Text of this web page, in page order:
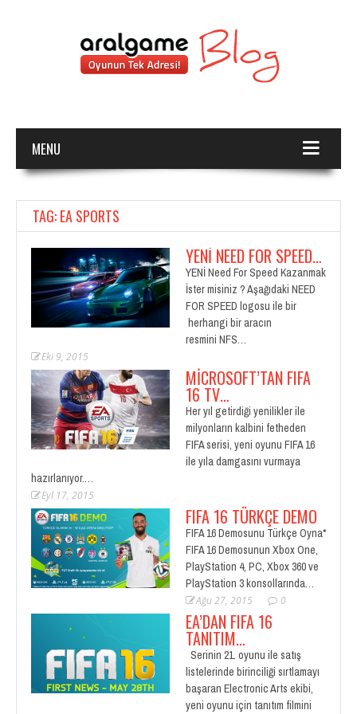
MENU
TAG: EA SPORTS
YENİ NEED FOR SPEED…
YENİ Need For Speed Kazanmak
İster misiniz ? Aşağıdaki NEED
FOR SPEED logosu ile bir
herhangi bir aracın
resmini NFS…
Eki 9, 2015
MICROSOFT’TAN FIFA
16 TV…
Her yıl getirdiği yenilikler ile
milyonların kalbini fetheden
FIFA serisi, yeni oyunu FIFA 16
ile yıla damgasını vurmaya
hazırlanıyor.…
Eyl 17, 2015
FIFA 16 TÜRKÇE DEMO
FIFA 16 Demosunu Türkçe Oyna*
FIFA 16 Demosunun Xbox One,
PlayStation 4, PC, Xbox 360 ve
PlayStation 3 konsollarında…
Ağu 27, 2015 0
EA’DAN FIFA 16
TANITIM…
Serinin 21. oyunu ile satış
listelerinde birinciliği sırtlamayı
başaran Electronic Arts ekibi,
yeni oyunu için tanıtım filmini